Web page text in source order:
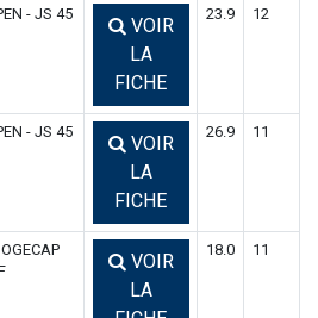
- JS 45
VOIR
LA
FICHE
23.9 12
- JS 45
VOIR
LA
FICHE
26.9 11
VOIR
LA
18.0 11